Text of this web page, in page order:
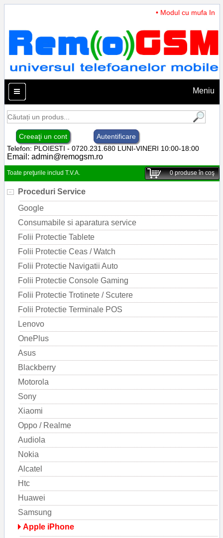
• Modul cu mufa
Meniu
Creeaţi un cont
Autentificare
Telefon: PLOIESTI - 0720.231.680 LUNI-VINERI 10:00-18:00
Email: admin@remogsm.ro
Toate preţurile includ T.V.A. 0produse în coş
Proceduri Service
Google
Consumabile si aparatura service
Folii Protectie Tablete
Folii Protectie Ceas / Watch
Folii Protectie Navigatii Auto
Folii Protectie Console Gaming
Folii Protectie Trotinete / Scutere
Folii Protectie Terminale POS
Lenovo
OnePlus
Asus
Blackberry
Motorola
Sony
Xiaomi
Oppo / Realme
Audiola
Nokia
Alcatel
Htc
Huawei
Samsung
Apple iPhone